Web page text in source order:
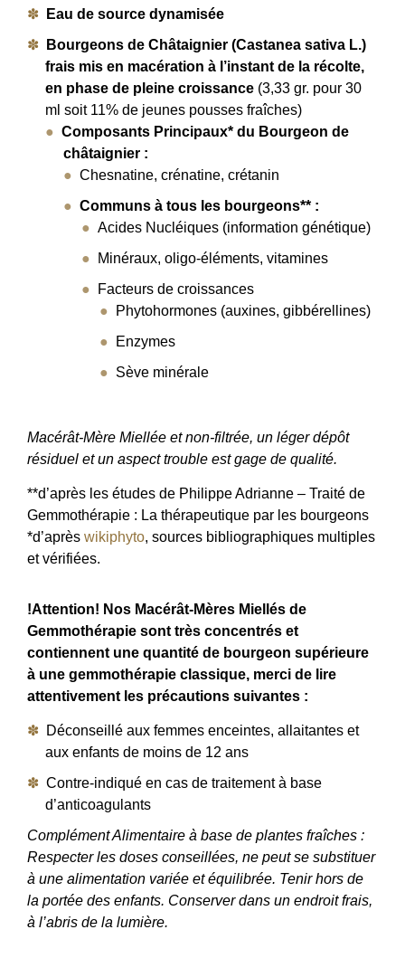
Eau de source dynamisée
Bourgeons de Châtaignier (Castanea sativa L.)
frais mis en macération à l’instant de la récolte,
en phase de pleine croissance (3,33 gr. pour 30
ml soit 11% de jeunes pousses fraîches)
Composants Principaux* du Bourgeon de
châtaignier :
Chesnatine, crénatine, crétanin
Communs à tous les bourgeons** :
Acides Nucléiques (information génétique)
Minéraux, oligo-éléments, vitamines
Facteurs de croissances
Phytohormones (auxines, gibbérellines)
Enzymes
Sève minérale
Macérât-Mère Miellée et non-filtrée, un léger dépôt
résiduel et un aspect trouble est gage de qualité.
**d’après les études de Philippe Adrianne – Traité de
Gemmothérapie : La thérapeutique par les bourgeons
*d’après wikiphyto, sources bibliographiques multiples
et vérifiées.
!Attention! Nos Macérât-Mères Miellés de
Gemmothérapie sont très concentrés et
contiennent une quantité de bourgeon supérieure
à une gemmothérapie classique, merci de lire
attentivement les précautions suivantes :
Déconseillé aux femmes enceintes, allaitantes et
aux enfants de moins de 12 ans
Contre-indiqué en cas de traitement à base
d’anticoagulants
Complément Alimentaire à base de plantes fraîches :
Respecter les doses conseillées, ne peut se substituer
à une alimentation variée et équilibrée. Tenir hors de
la portée des enfants. Conserver dans un endroit frais,
à l’abris de la lumière.